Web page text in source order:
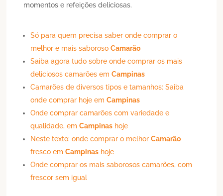
momentos e refeições deliciosas.
Só para quem precisa saber onde comprar o
melhor e mais saborosoCamarão
Saiba agora tudo sobre onde comprar os mais
deliciosos camarões emCampinas
Camarões de diversos tipos e tamanhos: Saiba
onde comprar hoje emCampinas
Onde comprar camarões com variedade e
qualidade, emCampinas hoje
Neste texto: onde comprar o melhorCamarão
fresco emCampinas hoje
Onde comprar os mais saborosos camarões, com
frescor sem igual